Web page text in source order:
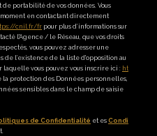
de portabilité de vos données. Vous
en contactant directement
cnil.fr/fr pour plus d’informations sur
l'Agence / le Réseau, que vos droits
vous pouvez adresser une
de l’existence de la liste d'opposition au
vous pouvez vous inscrire ici : ht
la protection des Données personnelles,
sensibles dans le champ de saisie
de Confidentialité et es Condi